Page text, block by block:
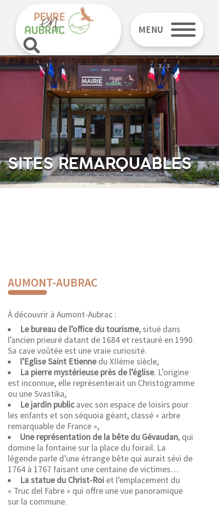
MENU
SITES REMARQUABLES
AUMONT-AUBRAC
À découvrir à Aumont-Aubrac :
Le bureau de l’office du tourisme, situé dans
l’ancien prieuré datant de 1684 et restauré en 1990.
Sa cave voûtée est une vraie curiosité.
l’Eglise Saint Etiennedu XIIème siècle,
La pierre mystérieuse près de l’église. L’origine
est inconnue, elle représenterait un Christogramme
ou une Svastika,
Le jardin publicavec son espace de loisirs pour
les enfants et son séquoia géant, classé « arbre
remarquable de France »,
Une représentation de la bête du Gévaudan, qui
domine la fontaine sur la place du foirail. La
légende parle d’une étrange bête qui aurait sévi de
1764 à 1767 faisant une centaine de victimes…
La statue du Christ-Roiet l’emplacement du
« Truc del Fabre » qui offre une vue panoramique
sur la commune.